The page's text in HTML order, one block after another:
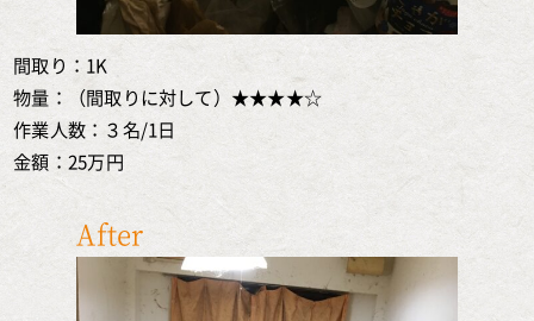
間取り：1K
物量：（間取りに対して）★★★★☆
作業人数：３名/1日
金額：25万円
After